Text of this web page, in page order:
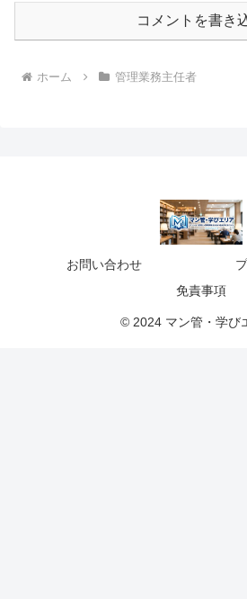
コメントを書き
ホーム 管理業務主任者
お問い合わせ
免責事項
© 2024 マン管・学び